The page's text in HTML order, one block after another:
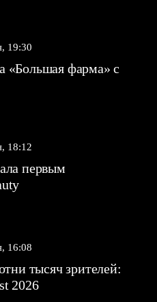
19:30
«Большая фарма» с
18:12
первым
16:08
тысяч зрителей:
2026